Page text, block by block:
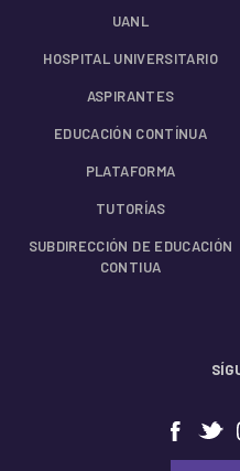
UANL
HOSPITAL UNIVERSITARIO
ASPIRANTES
EDUCACIÓN CONTÍNUA
PLATAFORMA
TUTORÍAS
SUBDIRECCIÓN DE EDUCACIÓN
CONTIUA